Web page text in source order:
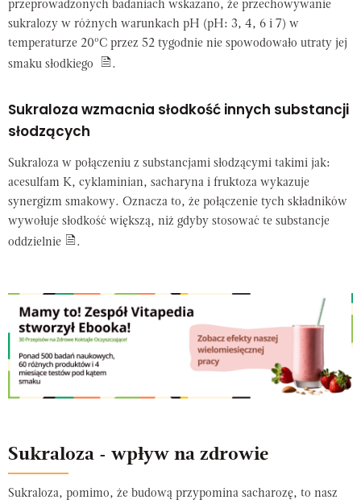
przeprowadzonych badaniach wskazano, że przechowywanie
sukralozy w różnych warunkach pH (pH: 3, 4, 6 i 7) w
temperaturze 20ºC przez 52 tygodnie nie spowodowało utraty jej
smaku słodkiego
.
Sukraloza wzmacnia słodkość innych substancji
słodzących
Sukraloza w połączeniu z substancjami słodzącymi takimi jak:
acesulfam K, cyklaminian, sacharyna i fruktoza wykazuje
synergizm smakowy. Oznacza to, że połączenie tych składników
wywołuje słodkość większą, niż gdyby stosować te substancje
oddzielnie
.
Sukraloza - wpływ na zdrowie
Sukraloza, pomimo, że budową przypomina sacharozę, to nasz